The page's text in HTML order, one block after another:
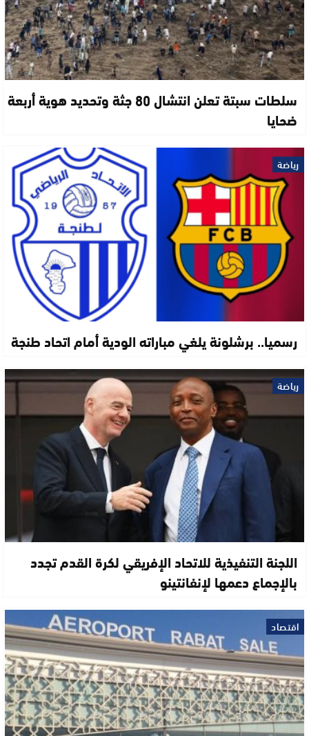
سلطات سبتة تعلن انتشال 80 جثة وتحديد هوية أربعة
ضحايا
رياضة
رسميا.. برشلونة يلغي مباراته الودية أمام اتحاد طنجة
رياضة
اللجنة التنفيذية للاتحاد الإفريقي لكرة القدم تجدد
بالإجماع دعمها لإنفانتينو
اقتصاد